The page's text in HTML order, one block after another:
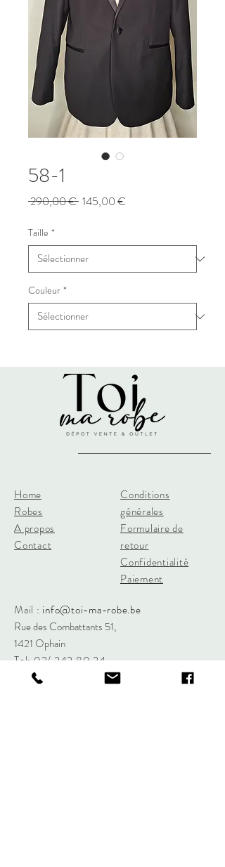
58-1
290,00 € Prix
145,00 €
Taille *
Couleur *
Home
Robes
A propos
Contact
Conditions
générales
Formulaire de
retour
Confidentialité
Paiement
Mail : info@toi-ma-robe.be
Rue des Combattants 51,
1421 Ophain
Tel: 02/242 80 24